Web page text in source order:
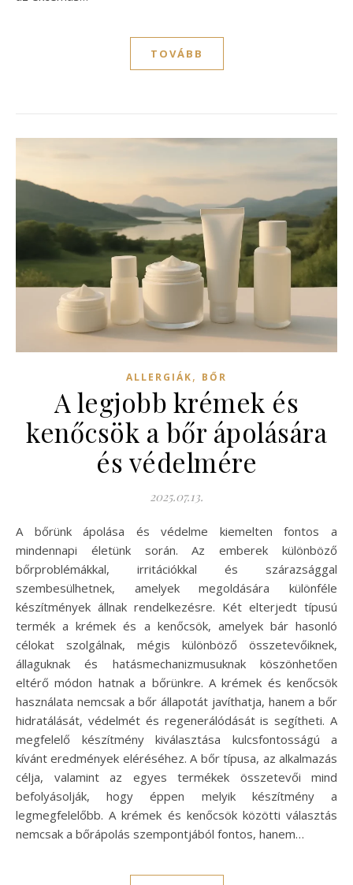
TOVÁBB
ALLERGIÁK, BŐR
A legjobb krémek és
kenőcsök a bőr ápolására
és védelmére
2025.07.13.
A bőrünk ápolása és védelme kiemelten fontos a
mindennapi életünk során. Az emberek különböző
bőrproblémákkal, irritációkkal és szárazsággal
szembesülhetnek, amelyek megoldására különféle
készítmények állnak rendelkezésre. Két elterjedt típusú
termék a krémek és a kenőcsök, amelyek bár hasonló
célokat szolgálnak, mégis különböző összetevőiknek,
állaguknak és hatásmechanizmusuknak köszönhetően
eltérő módon hatnak a bőrünkre. A krémek és kenőcsök
használata nemcsak a bőr állapotát javíthatja, hanem a bőr
hidratálását, védelmét és regenerálódását is segítheti. A
megfelelő készítmény kiválasztása kulcsfontosságú a
kívánt eredmények eléréséhez. A bőr típusa, az alkalmazás
célja, valamint az egyes termékek összetevői mind
befolyásolják, hogy éppen melyik készítmény a
legmegfelelőbb. A krémek és kenőcsök közötti választás
nemcsak a bőrápolás szempontjából fontos, hanem…